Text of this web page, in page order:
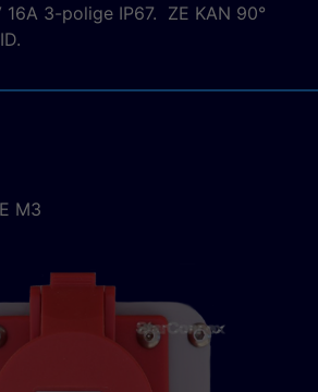
16A 3-polige IP67. ZE KAN 90°
M3